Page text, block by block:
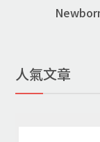
人氣文章